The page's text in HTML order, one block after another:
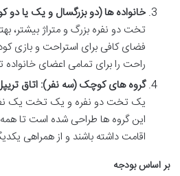
خانواده ها (دو بزرگسال و یک یا دو
تخت دو نفره بزرگ و متراژ بیشتر،
فضای کافی برای استراحت و بازی
راحت را برای تمامی اعضای
گروه های کوچک (سه نفر): اتاق
یک تخت دو نفره و یک تخت یک
این گروه ها طراحی شده است تا
اقامت داشته باشند و از همراهی
بر اساس بودجه